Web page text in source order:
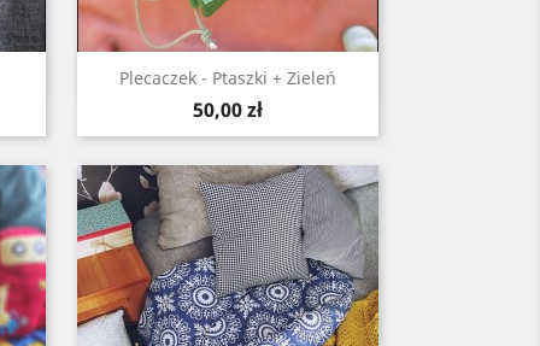
Plecaczek - Ptaszki + Zieleń
Cena
50,00 zł
Szybki podgląd